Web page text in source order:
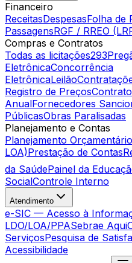
Financeiro
ReceitasDespesasFolha de
PassagensRGF / RREO
Compras e Contratos
Todas as licitações293
EletrônicaConcorrência
EletrônicaLeilão
Registro de Preços
AnualFornecedores
PúblicasObras Paralisadas
Planejamento e Contas
Planejamento
LOA)Prestação de Contas
da SaúdePainel da
SocialControle Interno
Atendimento
e-SIC — Acesso à
LDO/LOA/PPASebrae Aqui
ServiçosPesquisa de
Acessibilidade